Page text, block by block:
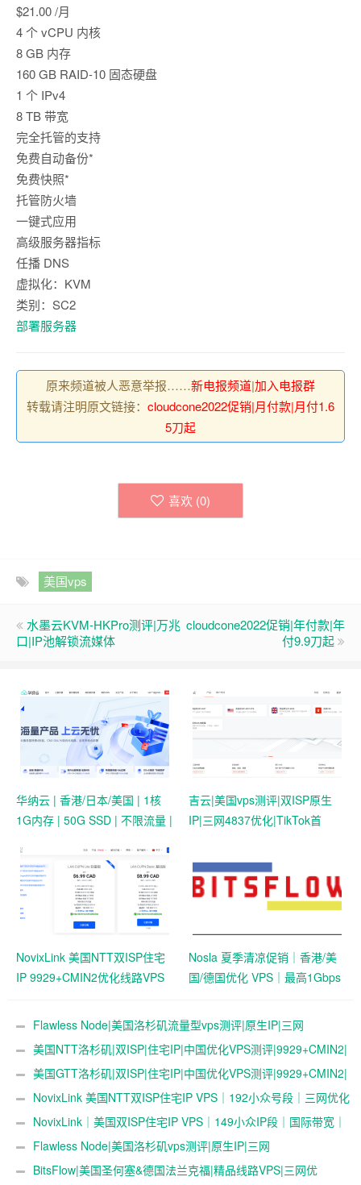
$21.00 /月
4 个 vCPU 内核
8 GB 内存
160 GB RAID-10 固态硬盘
1 个 IPv4
8 TB 带宽
完全托管的支持
免费自动备份*
免费快照*
托管防火墙
一键式应用
高级服务器指标
任播 DNS
虚拟化：KVM
类别：SC2
部署服务器
原来频道被人恶意举报……新电报频道|加入电报群
转载请注明原文链接： cloudcone2022促销|月付款|月付1.6
5刀起
喜欢 (0)
美国vps
水墨云KVM-HKPro测评|万兆
口|IP池解锁流媒体
cloudcone2022促销|年付款|年
付9.9刀起
华纳云 | 香港/日本/美国 | 1核
1G内存 | 50G SSD | 不限流量 |
吉云|美国vps测评|双ISP原生
IP|三网4837优化|TikTok首
NovixLink 美国NTT双ISP住宅
IP 9929+CMIN2优化线路VPS
Nosla 夏季清凉促销｜香港/美
国/德国优化 VPS｜最高1Gbps
Flawless Node|美国洛杉矶流量型vps测评|原生IP|三网
4837|1Gbps|年付$36起|解锁奈飞&ChatGPT&TikTok
美国NTT洛杉矶|双ISP|住宅IP|中国优化VPS测评|9929+CMIN2|
月付￥34起|跨境社媒电商运营|TikTok直播
美国GTT洛杉矶|双ISP|住宅IP|中国优化VPS测评|9929+CMIN2|
月付￥34起|跨境社媒电商运营|TikTok直播
NovixLink 美国NTT双ISP住宅IP VPS｜192小众号段｜三网优化
｜34元/月起
NovixLink｜美国双ISP住宅IP VPS｜149小众IP段｜国际带宽｜
29元/月起
Flawless Node|美国洛杉矶vps测评|原生IP|三网
4837|0.5T@200Mbps|年付$36起|解锁奈飞&ChatGPT&TikTok
BitsFlow|美国圣何塞&德国法兰克福|精品线路VPS|三网优